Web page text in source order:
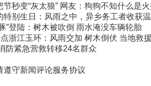
秒变“灰太狼” 网友：狗狗不知什么是
特别生日：风雨之中，异乡务工者收获
”登陆：树木被吹倒 雨水淹没车辆轮胎
浙江玉环：风雨交加 树木倒伏 当地救
防紧急营救转移24名群众
遵守新闻评论服务协议